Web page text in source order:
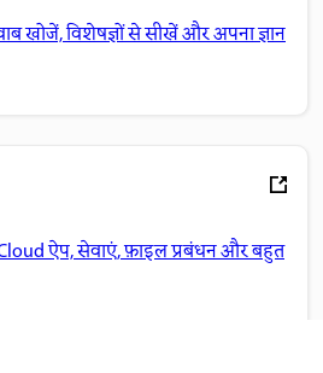
खोजें, विशेषज्ञों से सीखें और अपना ज्ञान
ऐप, सेवाएं, फ़ाइल प्रबंधन और बहुत